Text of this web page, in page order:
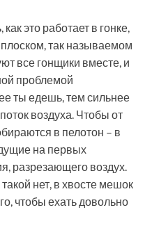
это работает в гонке,
так называемом
все гонщики вместе, и
проблемой
ты едешь, тем сильнее
воздуха. Чтобы от
в пелотон – в
на первых
разрезающего воздух.
нет, в хвосте мешок
чтобы ехать довольно